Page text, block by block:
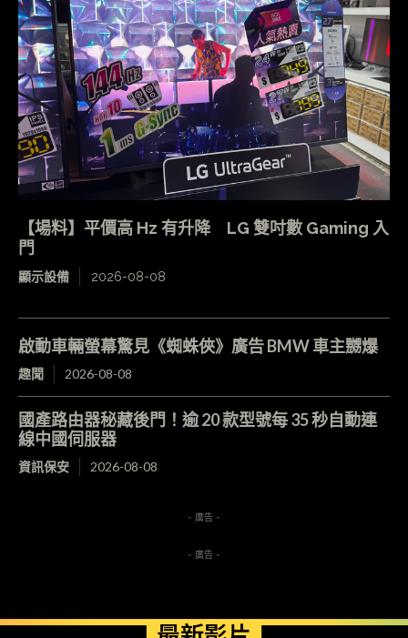
【場料】平價高 Hz 有升降 LG 雙吋數 Gaming 入
門
顯示設備 2026-08-08
啟動車輛螢幕驚見《蜘蛛俠》廣告 BMW 車主嬲爆
趣聞 2026-08-08
國產路由器秘藏後門！逾 20 款型號每 35 秒自動連
線中國伺服器
資訊保安 2026-08-08
- 廣告 -
- 廣告 -